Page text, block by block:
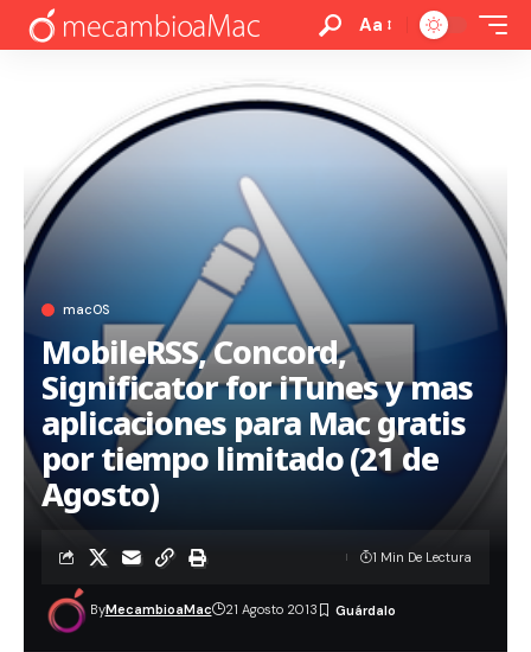
Aa
macOS
MobileRSS, Concord,
Significator for iTunes y mas
aplicaciones para Mac gratis
por tiempo limitado (21 de
Agosto)
ByMecambioaMac 21 Agosto 2013
1 Min De Lectura